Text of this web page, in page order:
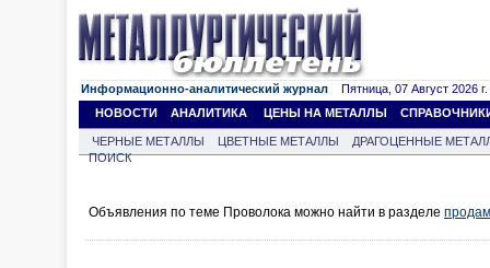
Информационно-аналитический журнал Пятница, 07 Август 2026 г.
НОВОСТИ
АНАЛИТИКА ЦЕНЫ НА МЕТАЛЛЫ
ЧЕРНЫЕ МЕТАЛЛЫ ЦВЕТНЫЕ МЕТАЛЛЫ
ДРАГОЦЕННЫЕ
ПОИСК
Объявления по теме Проволока можно найти в разделе